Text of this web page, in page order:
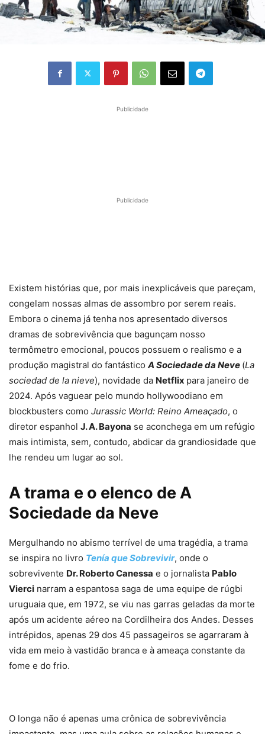
Publicidade
Publicidade
Existem histórias que, por mais inexplicáveis que pareçam,
congelam nossas almas de assombro por serem reais.
Embora o cinema já tenha nos apresentado diversos
dramas de sobrevivência que bagunçam nosso
termômetro emocional, poucos possuem o realismo e a
produção magistral do fantástico A Sociedade da Neve (La
sociedad de la nieve), novidade da Netflix para janeiro de
2024. Após vaguear pelo mundo hollywoodiano em
blockbusters como Jurassic World: Reino Ameaçado, o
diretor espanhol J. A. Bayona se aconchega em um refúgio
mais intimista, sem, contudo, abdicar da grandiosidade que
lhe rendeu um lugar ao sol.
A trama e o elenco de A
Sociedade da Neve
Mergulhando no abismo terrível de uma tragédia, a trama
se inspira no livro Tenía que Sobrevivir, onde o
sobrevivente Dr. Roberto Canessa e o jornalista Pablo
Vierci narram a espantosa saga de uma equipe de rúgbi
uruguaia que, em 1972, se viu nas garras geladas da morte
após um acidente aéreo na Cordilheira dos Andes. Desses
intrépidos, apenas 29 dos 45 passageiros se agarraram à
vida em meio à vastidão branca e à ameaça constante da
fome e do frio.
O longa não é apenas uma crônica de sobrevivência